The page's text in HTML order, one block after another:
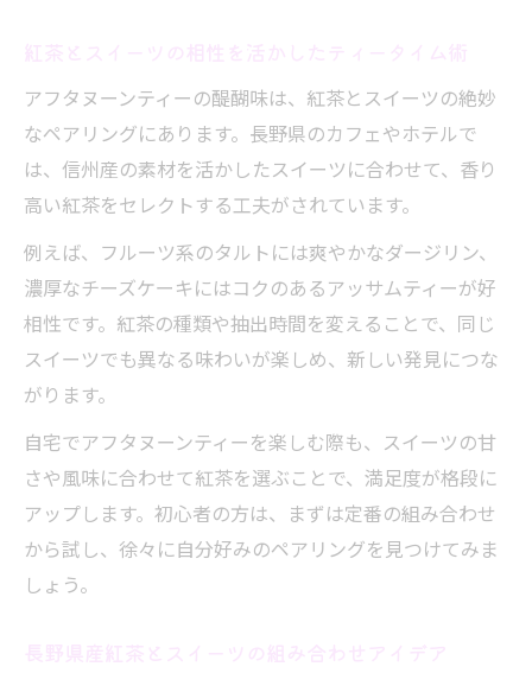
アフタヌーンティーの醍醐味は、紅茶とスイーツの絶妙
なペアリングにあります。長野県のカフェやホテルで
は、信州産の素材を活かしたスイーツに合わせて、香り
高い紅茶をセレクトする工夫がされています。
例えば、フルーツ系のタルトには爽やかなダージリン、
濃厚なチーズケーキにはコクのあるアッサムティーが好
相性です。紅茶の種類や抽出時間を変えることで、同じ
スイーツでも異なる味わいが楽しめ、新しい発見につな
がります。
自宅でアフタヌーンティーを楽しむ際も、スイーツの甘
さや風味に合わせて紅茶を選ぶことで、満足度が格段に
アップします。初心者の方は、まずは定番の組み合わせ
から試し、徐々に自分好みのペアリングを見つけてみま
しょう。